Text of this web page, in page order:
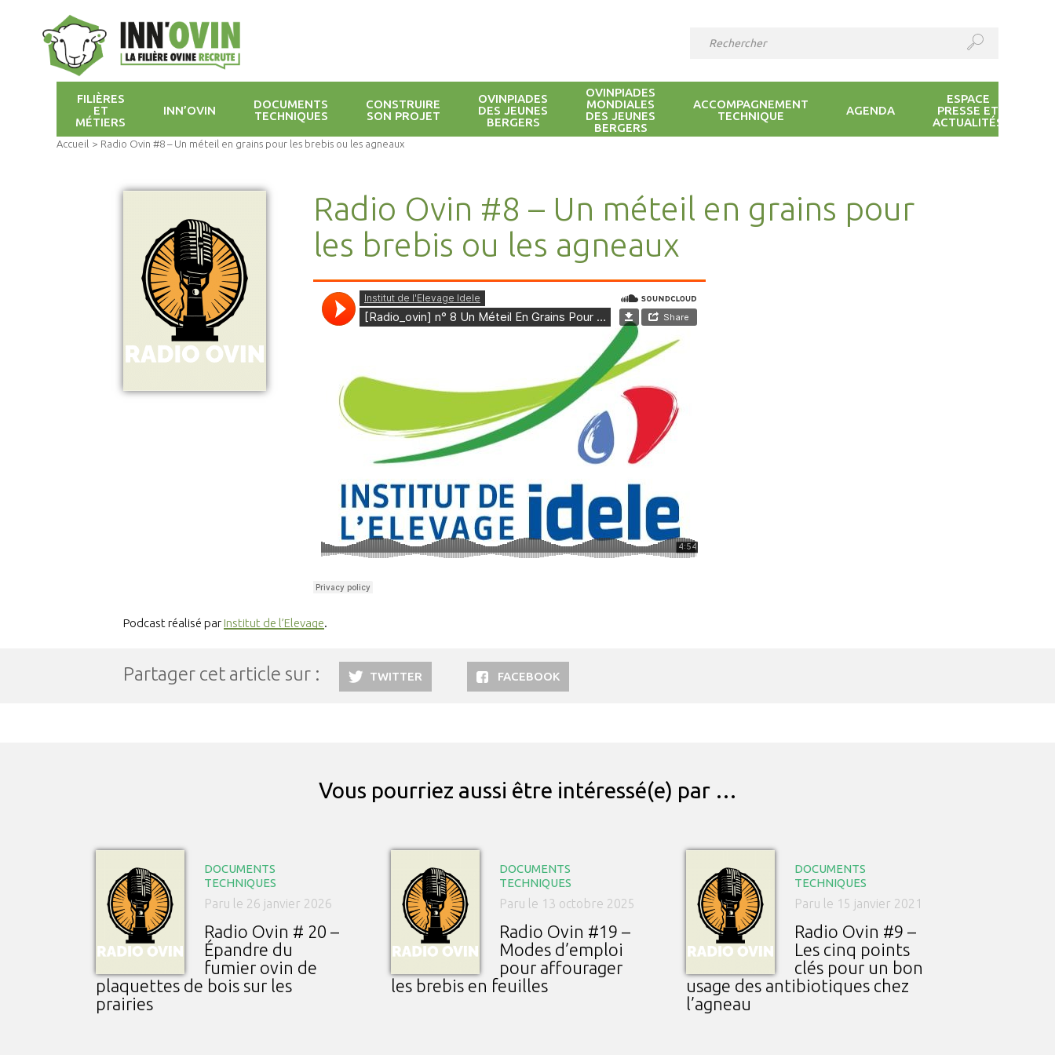
FILIÈRES
ET
MÉTIERS
INN’OVIN
DOCUMENTS
TECHNIQUES
CONSTRUIRE
SON PROJET
OVINPIADES
DES JEUNES
BERGERS
OVINPIADES
MONDIALES
DES JEUNES
BERGERS
ACCOMPAGNEMENT
TECHNIQUE
AGENDA
ESPACE
PRESSE ET
ACTUALITÉS
Accueil > Radio Ovin #8 – Un méteil en grains pour les brebis ou les agneaux
Radio Ovin #8 – Un méteil en grains pour
les brebis ou les agneaux
Podcast réalisé par Institut de l’Elevage.
Partager cet article sur : TWITTER FACEBOOK
Vous pourriez aussi être intéressé(e) par …
DOCUMENTS
TECHNIQUES
Paru le 26 janvier 2026
Radio Ovin # 20 –
Épandre du
fumier ovin de
plaquettes de bois sur les
prairies
DOCUMENTS
TECHNIQUES
Paru le 13 octobre 2025
Radio Ovin #19 –
Modes d’emploi
pour affourager
les brebis en feuilles
DOCUMENTS
TECHNIQUES
Paru le 15 janvier 2021
Radio Ovin #9 –
Les cinq points
clés pour un bon
usage des antibiotiques chez
l’agneau